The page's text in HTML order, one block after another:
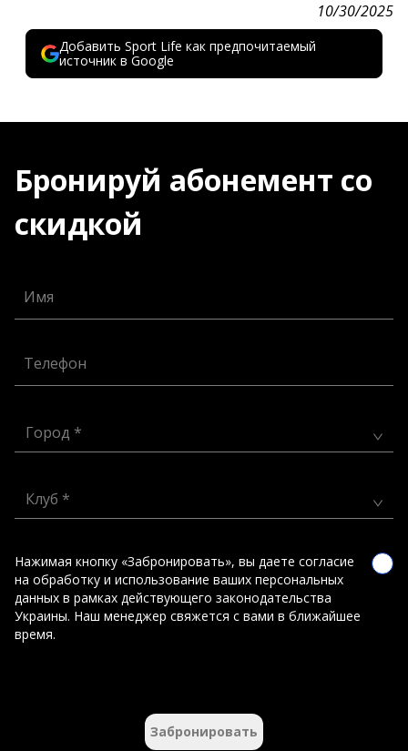
10/30/2025
Добавить Sport Life как предпочитаемый
источник в Google
Бронируй абонемент со
скидкой
Имя
Телефон
Город *
Клуб *
Нажимая кнопку «Забронировать», вы даете согласие
на обработку и использование ваших персональных
данных в рамках действующего законодательства
Украины. Наш менеджер свяжется с вами в ближайшее
время.
Забронировать